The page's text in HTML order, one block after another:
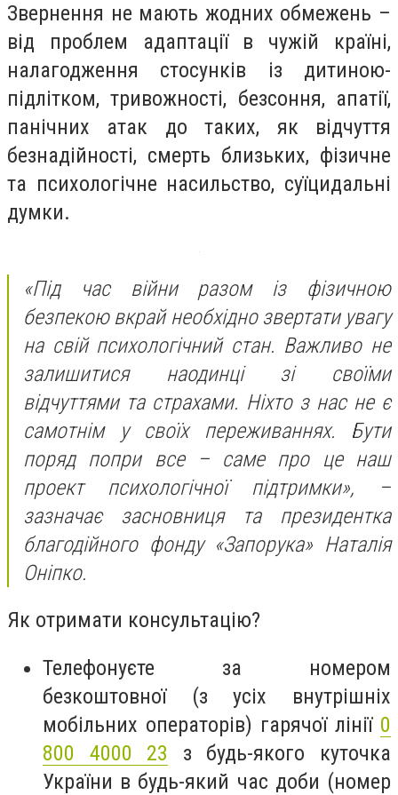
Звернення не мають жодних обмежень –
від проблем адаптації в чужій країні,
налагодження стосунків із дитиною-
підлітком, тривожності, безсоння, апатії,
панічних атак до таких, як відчуття
безнадійності, смерть близьких, фізичне
та психологічне насильство, суїцидальні
думки.
«Під час війни разом із фізичною
безпекою вкрай необхідно звертати увагу
на свій психологічний стан. Важливо не
залишитися наодинці зі своїми
відчуттями та страхами. Ніхто з нас не є
самотнім у своїх переживаннях. Бути
поряд попри все – саме про це наш
проект психологічної підтримки», –
зазначає засновниця та президентка
благодійного фонду «Запорука» Наталія
Оніпко.
Як отримати консультацію?
Телефонуєте за номером
безкоштовної (з усіх внутрішніх
мобільних операторів) гарячої лінії 0
800 4000 23 з будь-якого куточка
України в будь-який час доби (номер